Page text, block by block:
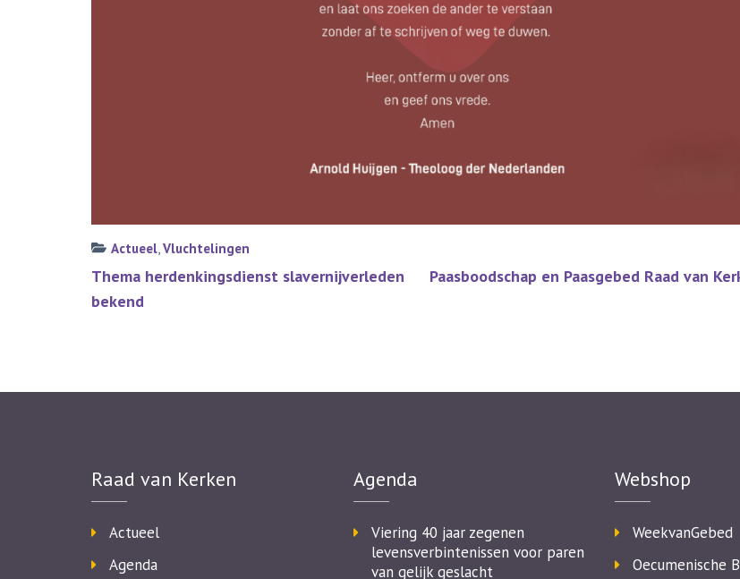
Actueel, Vluchtelingen
Bericht
navigatie
Thema herdenkingsdienst slavernijverleden
bekend
Paasboodschap en Paasgebed Raad van
Raad van Kerken
Actueel
Agenda
Agenda
Viering 40 jaar zegenen
levensverbintenissen voor paren
van gelijk geslacht
Webshop
WeekvanGebed
Oecumenische